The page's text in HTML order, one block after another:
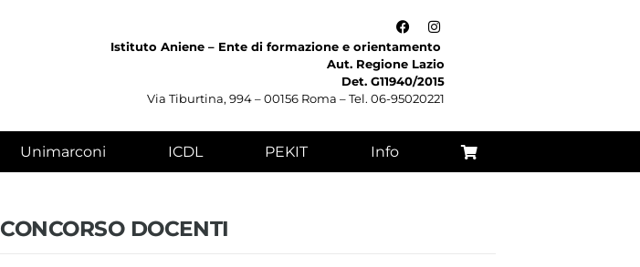
Istituto Aniene – Ente di formazione e orientamento
Aut. Regione Lazio
Det. G11940/2015
Via Tiburtina, 994 – 00156 Roma – Tel. 06-95020221
Unimarconi ICDL PEKIT Info
CONCORSO DOCENTI